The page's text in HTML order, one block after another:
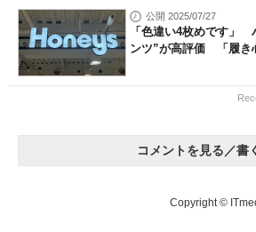
公開 2025/07/27
「色違い4枚めです」
ンツ”が高評価 「履き
コメントを見る／書
Copyright ©